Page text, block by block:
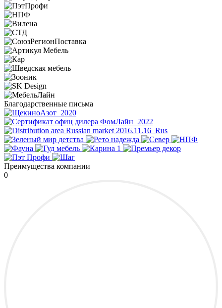
Благодарственные письма
Преимущества компании
0